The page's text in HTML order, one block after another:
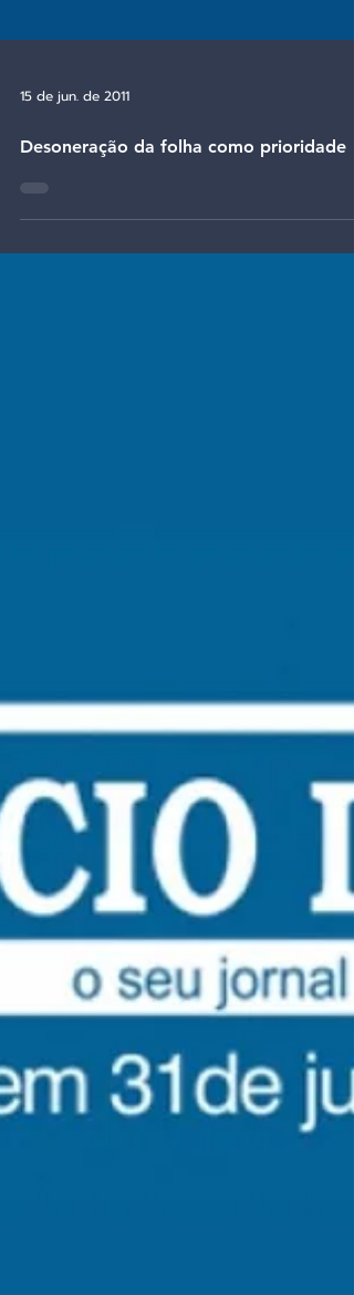
15 de jun. de 2011
Desoneração da folha como prioridade